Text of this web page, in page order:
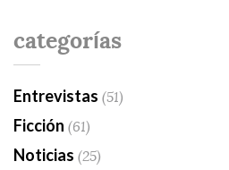
categorías
Entrevistas (51)
Ficción (61)
Noticias (25)